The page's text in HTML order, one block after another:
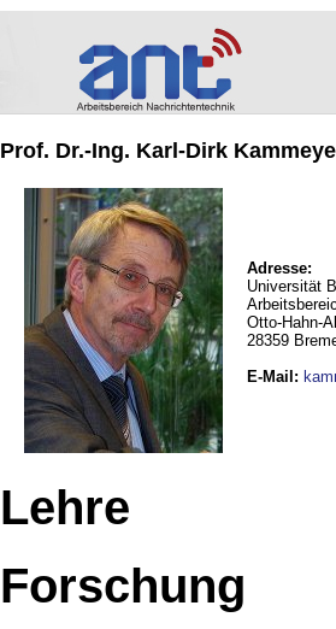
Prof. Dr.-Ing. Karl-Dirk
Adresse:
Universität
Otto-Hahn-
28359
E-Mail :
Lehre
Forschung